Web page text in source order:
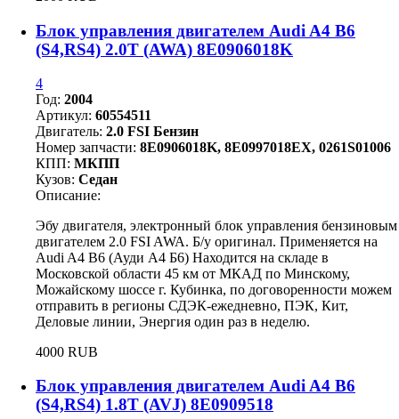
Блок управления двигателем Audi A4 B6
(S4,RS4) 2.0T (AWA) 8E0906018K
4
Год: 2004
Артикул: 60554511
Двигатель: 2.0 FSI Бензин
Номер запчасти: 8E0906018K, 8E0997018EX, 0261S01006
КПП: МКПП
Кузов: Седан
Описание:
Эбу двигателя, электронный блок управления бензиновым
двигателем 2.0 FSI AWA. Б/у оригинал. Применяется на
Audi A4 B6 (Ауди А4 Б6) Находится на складе в
Московской области 45 км от МКАД по Минскому,
Можайскому шоссе г. Кубинка, по договоренности можем
отправить в регионы СДЭК-ежедневно, ПЭК, Кит,
Деловые линии, Энергия один раз в неделю.
4000 RUB
Блок управления двигателем Audi A4 B6
(S4,RS4) 1.8T (AVJ) 8E0909518